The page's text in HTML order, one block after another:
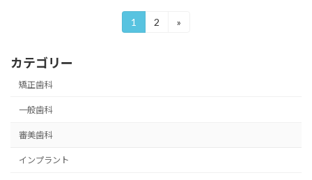
の
ペ
ー
ジ
送
固
定
1
固
2 »
カテゴリー
矯正歯科
一般歯科
審美歯科
インプラント